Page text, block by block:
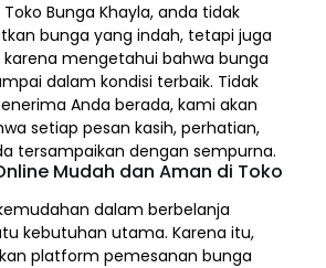
Toko Bunga Khayla, anda tidak
bunga yang indah, tetapi juga
mengetahui bahwa bunga
dalam kondisi terbaik. Tidak
Anda berada, kami akan
setiap pesan kasih, perhatian,
tersampaikan dengan sempurna.
Mudah dan Aman di Toko
dalam berbelanja
kebutuhan utama. Karena itu,
platform pemesanan bunga